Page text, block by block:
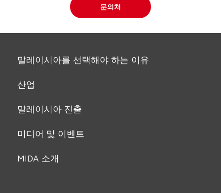
문의처
말레이시아를 선택해야 하는 이유
산업
말레이시아 진출
미디어 및 이벤트
MIDA 소개